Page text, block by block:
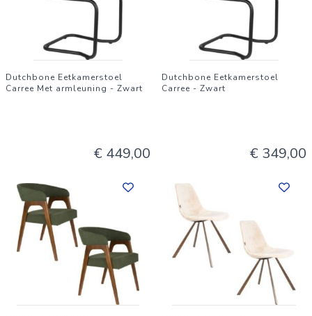
Dutchbone Eetkamerstoel
Carree Met armleuning - Zwart
€ 449,00
Dutchbone Eetkamerstoel
Carree - Zwart
€ 349,00